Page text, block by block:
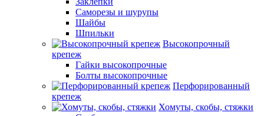
Саморезы и шурупы
Шайбы
Шпильки
Высокопрочный
крепеж
Гайки высокопрочные
Болты высокопрочные
Перфорированный
крепеж
Хомуты, скобы, стяжки